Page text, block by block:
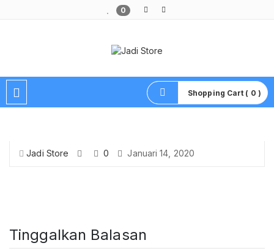
0
Shopping Cart ( 0 )
Jadi Store 0 Januari 14, 2020
Tinggalkan Balasan